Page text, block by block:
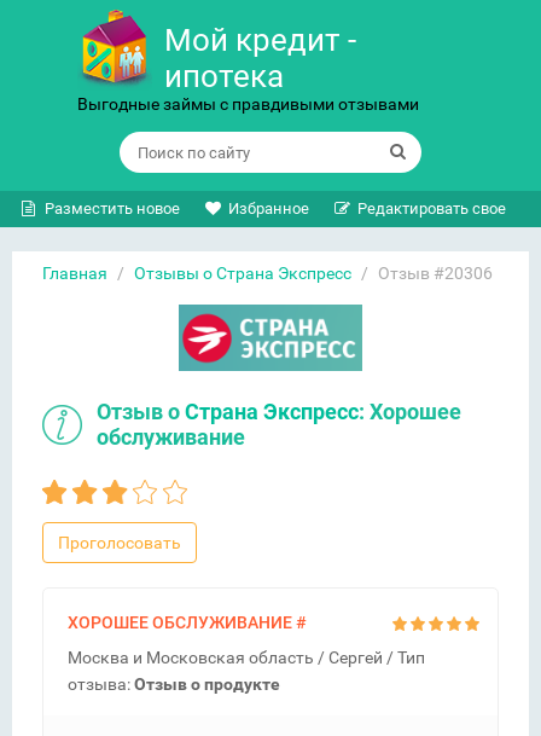
Мой кредит -
ипотека
Выгодные займы с правдивыми отзывами
Разместить новое Избранное Редактировать свое
Главная / Отзывы о Страна Экспресс / Отзыв #20306
Отзыв оСтрана Экспресс: Хорошее
обслуживание
Проголосовать
ХОРОШЕЕ ОБСЛУЖИВАНИЕ#
Москва и Московская область /Сергей / Тип
отзыва:Отзыв о продукте